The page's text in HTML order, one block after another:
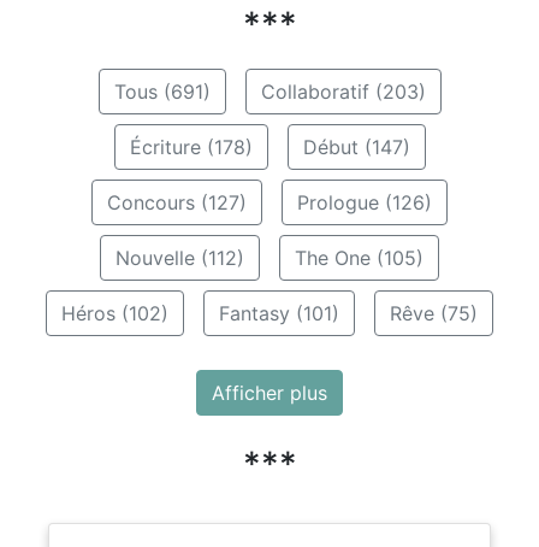
***
Tous (691) Collaboratif (203)
Écriture (178) Début (147)
Concours (127) Prologue (126)
Nouvelle (112) The One (105)
Héros (102) Fantasy (101) Rêve (75)
Afficher plus
***